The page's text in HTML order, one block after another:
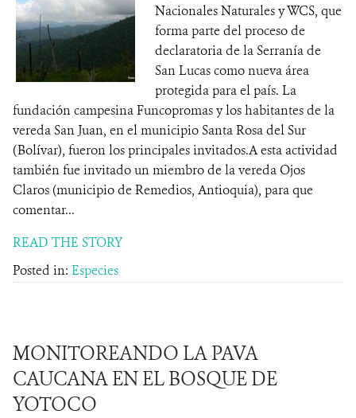
Nacionales Naturales y WCS, que
forma parte del proceso de
declaratoria de la Serranía de
San Lucas como nueva área
protegida para el país. La
fundación campesina Funcopromas y los habitantes de la
vereda San Juan, en el municipio Santa Rosa del Sur
(Bolívar), fueron los principales invitados.A esta actividad
también fue invitado un miembro de la vereda Ojos
Claros (municipio de Remedios, Antioquia), para que
comentar...
READ THE STORY
Posted in: Especies
MONITOREANDO LA PAVA
CAUCANA EN EL BOSQUE DE
YOTOCO